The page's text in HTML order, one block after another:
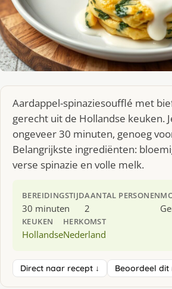
Aardappel-spinaziesoufflé met
gerecht uit de Hollandse keuken.
ongeveer 30 minuten, genoeg
Belangrijkste ingrediënten:
verse spinazie en volle melk.
BEREIDINGSTIJD
30 minuten
AANTAL PERSONEN
2
KEUKEN
Hollandse
HERKOMST
Nederland
Direct naar recept ↓ Beoordeel